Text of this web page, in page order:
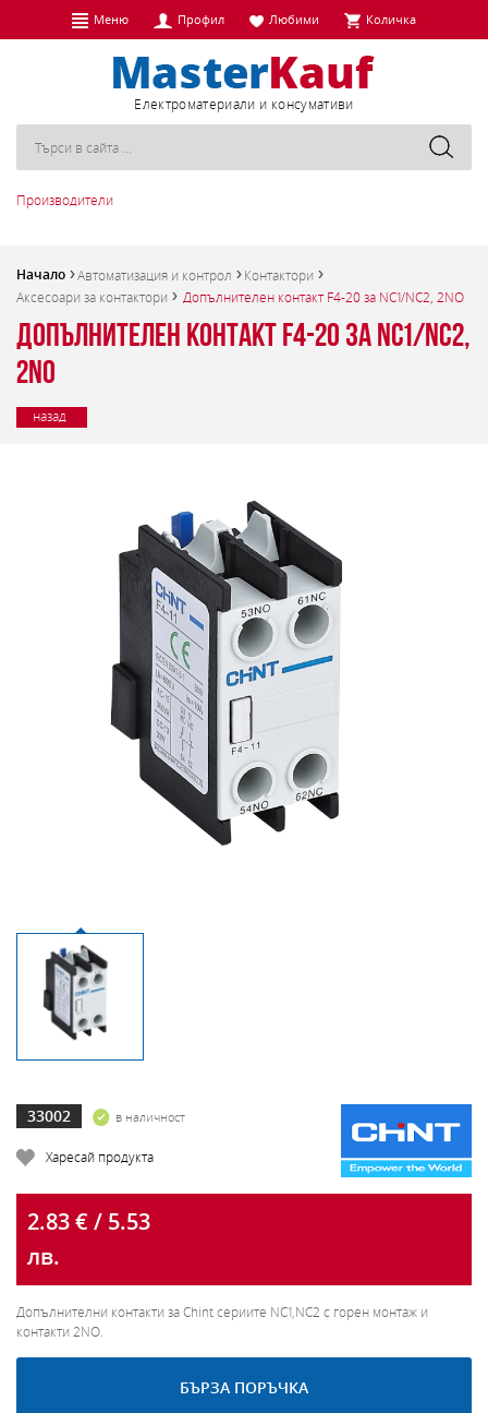
Меню Профил Любими Количка
Eлектроматериали и консумативи
Производители
Начало Автоматизация и контрол
Контактори
Аксесоари за контактори
Допълнителен контакт F4-20 за NC1/NC2, 2NO
Допълнителен контакт F4-20 за NC1/NC2,
2NO
назад
33002 в наличност
Харесай продукта
2.83 € / 5.53
лв.
Допълнителни контакти за Chint сериите NC1,NC2 с горен монтаж и
контакти 2NO.
БЪРЗА ПОРЪЧКА